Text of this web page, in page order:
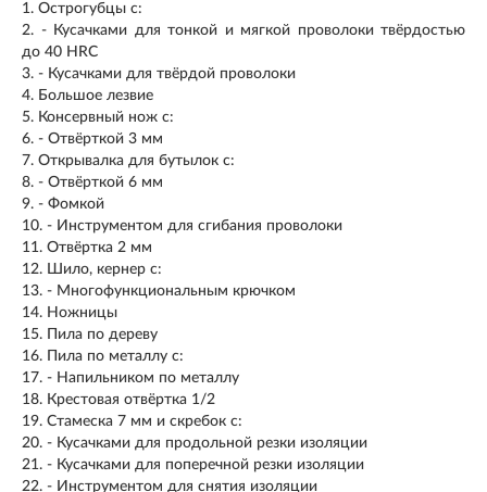
1. Острогубцы с:
2. - Кусачками для тонкой и мягкой проволоки твёрдостью
до 40 HRC
3. - Кусачками для твёрдой проволоки
4. Большое лезвие
5. Консервный нож с:
6. - Отвёрткой 3 мм
7. Открывалка для бутылок с:
8. - Отвёрткой 6 мм
9. - Фомкой
10. - Инструментом для сгибания проволоки
11. Отвёртка 2 мм
12. Шило, кернер с:
13. - Многофункциональным крючком
14. Ножницы
15. Пила по дереву
16. Пила по металлу с:
17. - Напильником по металлу
18. Крестовая отвёртка 1/2
19. Стамеска 7 мм и скребок с:
20. - Кусачками для продольной резки изоляции
21. - Кусачками для поперечной резки изоляции
22. - Инструментом для снятия изоляции